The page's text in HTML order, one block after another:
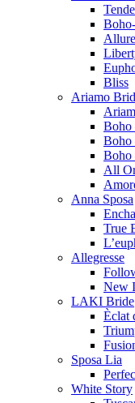
Allure
Bliss
Ariamo
Boho
Boho
Boho
All
Anna Sposa
True
Allegresse
New
LAKI Bride
Èclat
Sposa Lia
White Story